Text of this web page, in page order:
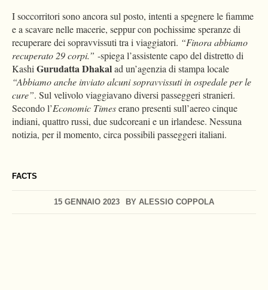
FACTS
15 GENNAIO 2023 BY ALESSIO COPPOLA
I soccorritori sono ancora sul posto, intenti a spegnere le fiamme
e a scavare nelle macerie, seppur con pochissime speranze di
recuperare dei sopravvissuti tra i viaggiatori. “Finora abbiamo
recuperato 29 corpi.” -spiega l’assistente capo del distretto di
KashiGurudatta Dhakalad un’agenzia di stampa locale
“Abbiamo anche inviato alcuni sopravvissuti in ospedale per le
cure”. Sul velivolo viaggiavano diversi passeggeri stranieri.
Secondo l’Economic Timeserano presenti sull’aereo cinque
indiani, quattro russi, due sudcoreani e un irlandese. Nessuna
notizia, per il momento, circa possibili passeggeri italiani.